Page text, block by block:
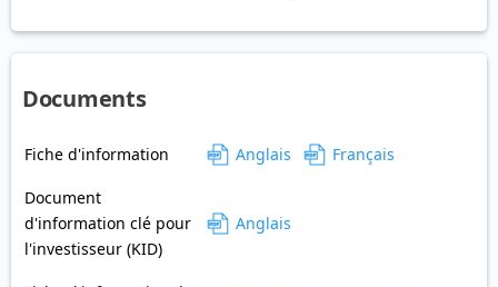
Documents
Fiche d'information Anglais Français
Document
d'information clé pour
l'investisseur (KID)
Anglais